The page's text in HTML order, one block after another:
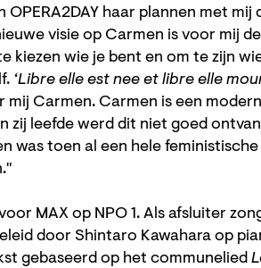
haar plannen met mij
visie op Carmen is voor mij
kiezen wie je bent en om te zijn
‘Libre elle est nee et libre elle
mij Carmen. Carmen is een
zij leefde werd dit niet goed
was toen al een hele
MAX op NPO 1. Als afsluiter
door Shintaro Kawahara op
gebaseerd op het communelied